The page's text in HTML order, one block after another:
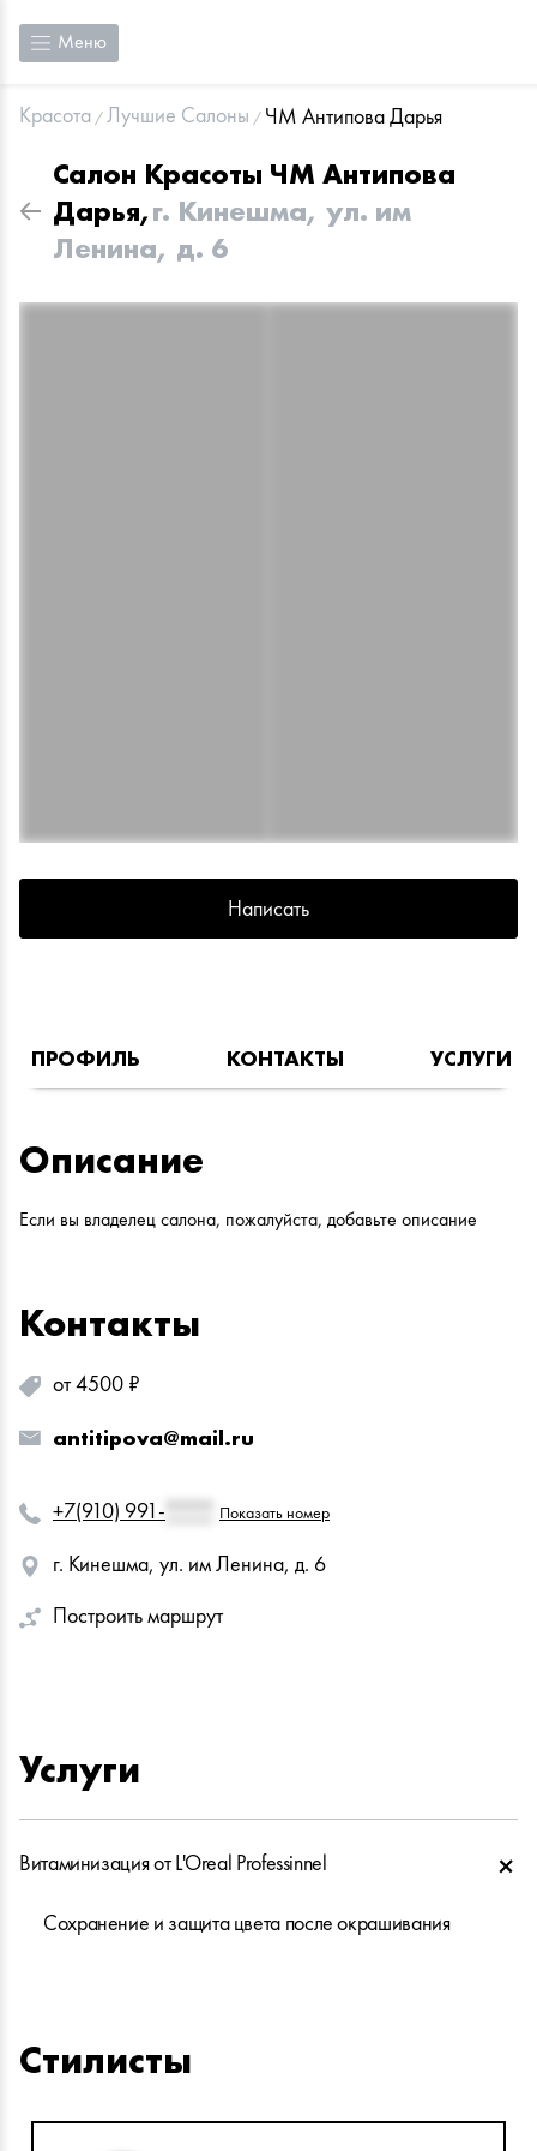
Меню
Красота Лучшие Салоны ЧМ Антипова Дарья
Салон Красоты ЧМ Антипова
Дарья,г. Кинешма, ул. им
Ленина, д. 6
Написать
ПРОФИЛЬ КОНТАКТЫ УСЛУГИ
Описание
Если вы владелец салона, пожалуйста, добавьте описание
Контакты
+7(910) 991- Показать номер
от 4500 ₽
г. Кинешма, ул. им Ленина, д. 6
Построить маршрут
antitipova@mail.ru
Услуги
Витаминизация от L'Oreal Professinnel
Сохранение и защита цвета после окрашивания
Стилисты